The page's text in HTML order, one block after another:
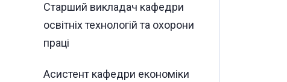
Старший викладач кафедри
освітніх технологій та охорони
праці
Асистент кафедри економіки